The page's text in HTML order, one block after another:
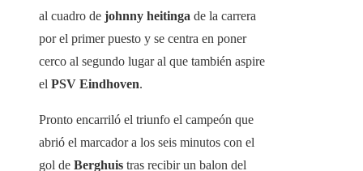
al cuadro de johnny heitinga de la carrera
por el primer puesto y se centra en poner
cerco al segundo lugar al que también aspire
el PSV Eindhoven.
Pronto encarriló el triunfo el campeón que
abrió el marcador a los seis minutos con el
gol de Berghuis tras recibir un balon del